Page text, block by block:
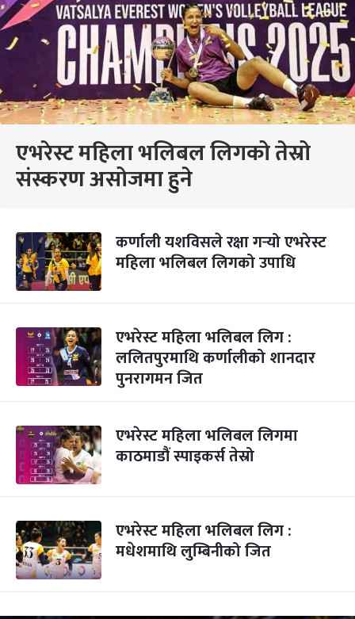
एभरेस्ट महिला भलिबल लिगको तेस्रो
संस्करण असोजमा हुने
कर्णाली यशविसले रक्षा गर्‍यो एभरेस्ट
महिला भलिबल लिगको उपाधि
एभरेस्ट महिला भलिबल लिग :
ललितपुरमाथि कर्णालीको शानदार
पुनरागमन जित
एभरेस्ट महिला भलिबल लिगमा
काठमाडौं स्पाइकर्स तेस्रो
एभरेस्ट महिला भलिबल लिग :
मधेशमाथि लुम्बिनीको जित